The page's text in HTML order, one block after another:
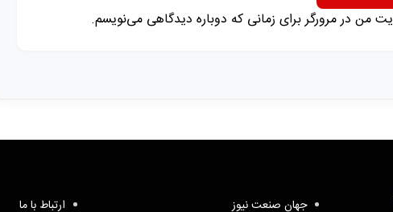
من در مرورگر برای زمانی که دوباره دیدگاهی می‌نویسم.
جهان صنعت نیوز ارتباط با ما